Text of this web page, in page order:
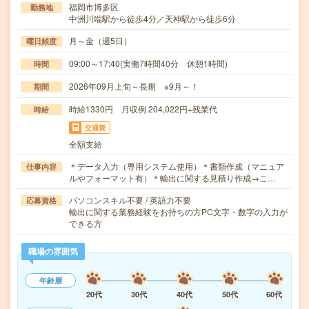
勤務地
福岡市博多区
中洲川端駅から徒歩4分／天神駅から徒歩6分
曜日頻度 月～金（週5日）
時間 09:00～17:40(実働7時間40分 休憩1時間)
期間 2026年09月上旬～長期 ※9月～！
時給 時給1330円 月収例 204,022円+残業代
交通費
全額支給
仕事内容
＊データ入力（専用システム使用）＊書類作成（マニュア
ルやフォーマット有）＊輸出に関する見積り作成→こ…
応募資格
パソコンスキル不要 / 英語力不要
輸出に関する業務経験をお持ちの方PC文字・数字の入力が
できる方
職場の雰囲気
年齢層
20代
30代 40代 50代
60代